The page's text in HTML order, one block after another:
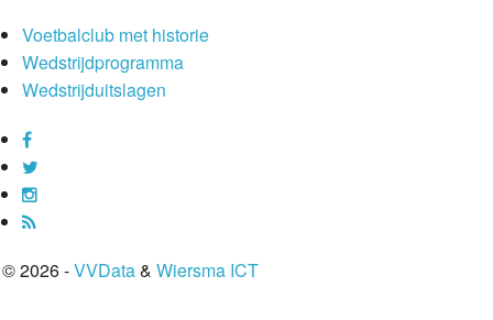
Voetbalclub met historie
Wedstrijdprogramma
Wedstrijduitslagen
© 2026 -VVData& Wiersma ICT